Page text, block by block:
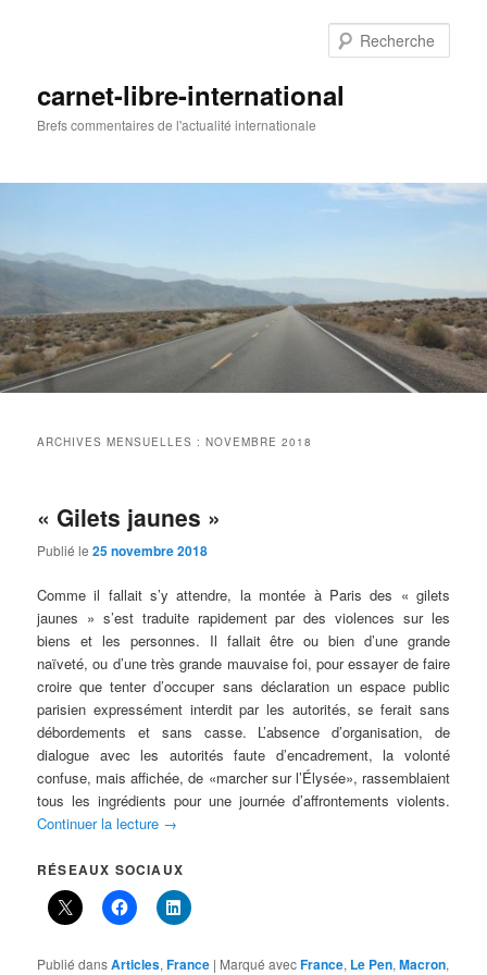
carnet-libre-international
Brefs commentaires de l'actualité internationale
ARCHIVES MENSUELLES :NOVEMBRE 2018
« Gilets jaunes »
Publié le25 novembre 2018
Comme il fallait s’y attendre, la montée à Paris des « gilets
jaunes » s’est traduite rapidement par des violences sur les
biens et les personnes. Il fallait être ou bien d’une grande
naïveté, ou d’une très grande mauvaise foi, pour essayer de faire
croire que tenter d’occuper sans déclaration un espace public
parisien expressément interdit par les autorités, se ferait sans
débordements et sans casse. L’absence d’organisation, de
dialogue avec les autorités faute d’encadrement, la volonté
confuse, mais affichée, de «marcher sur l’Élysée», rassemblaient
tous les ingrédients pour une journée d’affrontements violents.
Continuer la lecture →
RÉSEAUX SOCIAUX
Publié dansArticles,France | Marqué avecFrance, Le Pen,Macron,